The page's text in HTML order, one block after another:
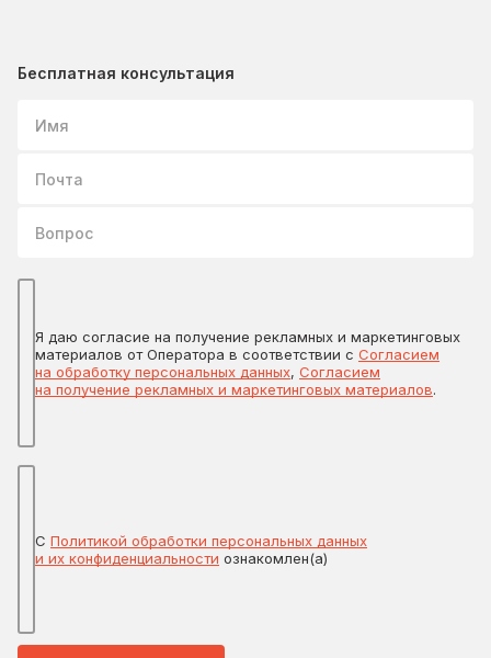
Бесплатная консультация
Я даю согласие на получение рекламных и маркетинговых
материалов от Оператора в соответствии с Согласием
на обработку персональных данных, Согласием
на получение рекламных и маркетинговых материалов.
С Политикой обработки персональных данных
и их конфиденциальности ознакомлен(а)